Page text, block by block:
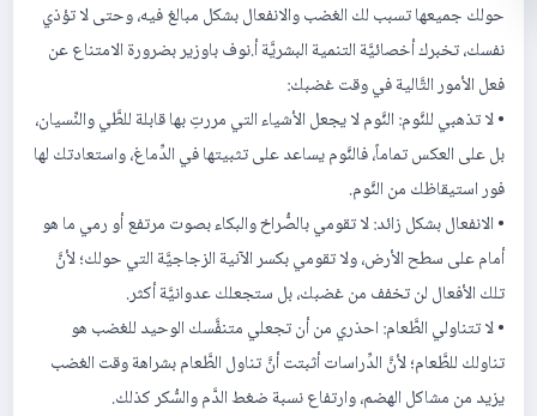
حولك جميعها تسبب لك الغضب والانفعال بشكل مبالغ فيه، وحتى لا تؤذي
نفسك، تخبرك أخصائيَّة التنمية البشريَّة أ.نوف باوزير بضرورة الامتناع عن
فعل الأمور التَّالية في وقت غضبك:
• لا تذهبي للنَّوم: النَّوم لا يجعل الأشياء التي مررتِ بها قابلة للطَّي والنِّسيان،
بل على العكس تماماً، فالنَّوم يساعد على تثبيتها في الدِّماغ، واستعادتك لها
فور استيقاظك من النَّوم.
• الانفعال بشكل زائد: لا تقومي بالصُّراخ والبكاء بصوت مرتفع أو رمي ما هو
أمام على سطح الأرض، ولا تقومي بكسر الآنية الزجاجيَّة التي حولك؛ لأنَّ
تلك الأفعال لن تخفف من غضبك، بل ستجعلك عدوانيَّة أكثر.
• لا تتناولي الطَّعام: احذري من أن تجعلي متنفَّسك الوحيد للغضب هو
تناولك للطَّعام؛ لأنَّ الدِّراسات أثبتت أنَّ تناول الطَّعام بشراهة وقت الغضب
يزيد من مشاكل الهضم، وارتفاع نسبة ضغط الدَّم والسُّكر كذلك.